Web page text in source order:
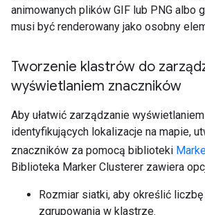
animowanych plików GIF lub PNG albo
musi być renderowany jako osobny
Tworzenie klastrów do
wyświetlaniem znaczników
Aby ułatwić zarządzanie
identyfikujących lokalizacje na mapie,
znaczników za pomocą biblioteki
Biblioteka Marker Clusterer zawiera
Rozmiar siatki, aby określić
zgrupowania w klastrze.